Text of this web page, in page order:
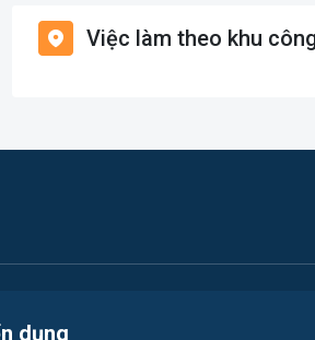
Văn Phòng
Luật
Việc làm Cát Hải
Việc làm theo khu
dụng